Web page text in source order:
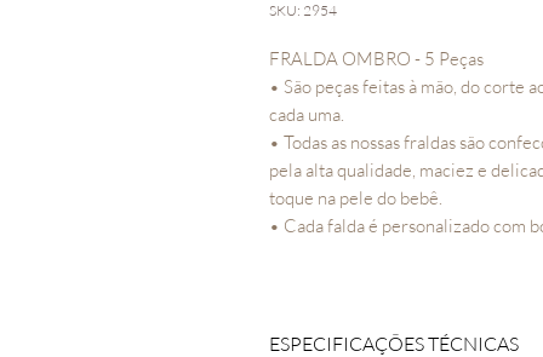
SKU: 2954
FRALDA OMBRO - 5 Peças
• São peças feitas à mão, do corte
cada uma.
• Todas as nossas fraldas são
pela alta qualidade, maciez e
toque na pele do bebê.
• Cada falda é personalizado com
ESPECIFICAÇÕES TÉCNICAS